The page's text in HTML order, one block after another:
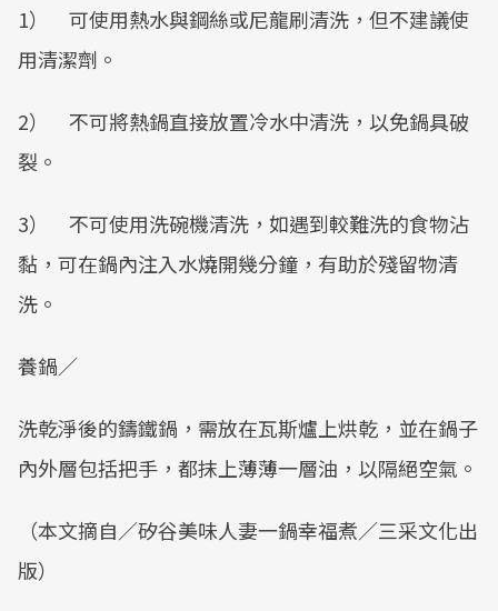
1） 可使用熱水與鋼絲或尼龍刷清洗，但不建議使
用清潔劑。
2） 不可將熱鍋直接放置冷水中清洗，以免鍋具破
裂。
3） 不可使用洗碗機清洗，如遇到較難洗的食物沾
黏，可在鍋內注入水燒開幾分鐘，有助於殘留物清
洗。
養鍋／
洗乾淨後的鑄鐵鍋，需放在瓦斯爐上烘乾，並在鍋子
內外層包括把手，都抹上薄薄一層油，以隔絕空氣。
（本文摘自／矽谷美味人妻一鍋幸福煮／三采文化出
版）